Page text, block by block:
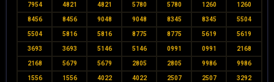
7954 4821 4821 5780 5780 1260 1260
8456 8456 9048 9048 8345 8345 5504
5504 5816 5816 8775 8775 5619 5619
3693 3693 5146 5146 0991 0991 2168
2168 5679 5679 2805 2805 9986 9986
1556 1556 4022 4022 2507 2507 3292